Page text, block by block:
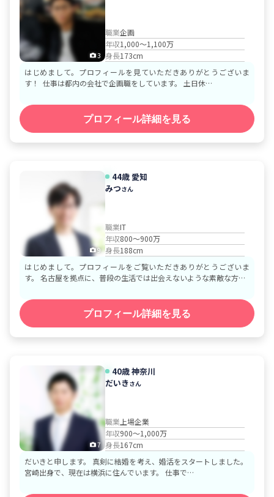
3
職業企画
年収1,000～1,100万
身長173cm
はじめまして。プロフィールを見ていただきありがとうございま
す！ ​仕事は都内の会社で企画職をしています。 土日休…
プロフィール詳細を見る
9
44歳 愛知
みつさん
職業IT
年収800～900万
身長188cm
はじめまして。プロフィールをご覧いただきありがとうございま
す。 名古屋を拠点に、普段の生活では出会えないような素敵な方…
プロフィール詳細を見る
7
40歳神奈川
だいきさん
職業 上場企業
年収900～1,000万
身長167cm
だいきと申します。 真剣に結婚を考え、婚活をスタートしました。
宮崎出身で、現在は横浜に住んでいます。 仕事で…